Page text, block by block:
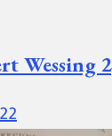
Wessing 2